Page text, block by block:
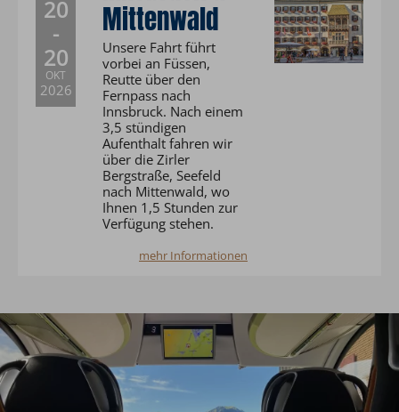
20
-
20
OKT
2026
Mittenwald
Unsere Fahrt führt
vorbei an Füssen,
Reutte über den
Fernpass nach
Innsbruck. Nach einem
3,5 stündigen
Aufenthalt fahren wir
über die Zirler
Bergstraße, Seefeld
nach Mittenwald, wo
Ihnen 1,5 Stunden zur
Verfügung stehen.
mehr Informationen